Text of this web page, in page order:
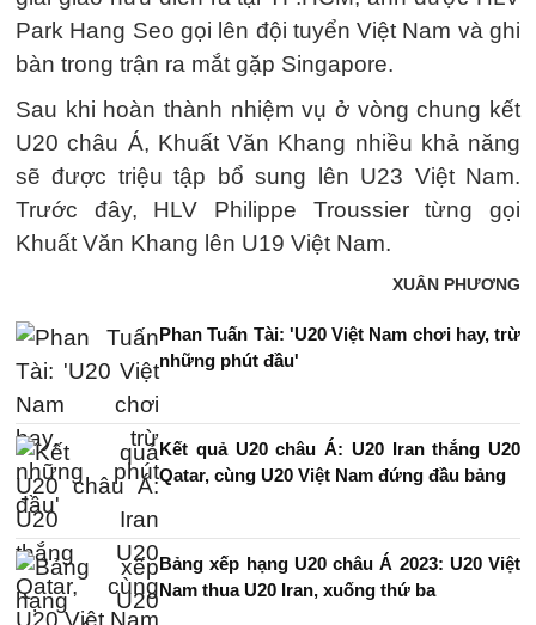
Park Hang Seo gọi lên đội tuyển Việt Nam và ghi
bàn trong trận ra mắt gặp Singapore.
Sau khi hoàn thành nhiệm vụ ở vòng chung kết
U20 châu Á, Khuất Văn Khang nhiều khả năng
sẽ được triệu tập bổ sung lên U23 Việt Nam.
Trước đây, HLV Philippe Troussier từng gọi
Khuất Văn Khang lên U19 Việt Nam.
XUÂN PHƯƠNG
Phan Tuấn Tài: 'U20 Việt Nam chơi hay, trừ
những phút đầu'
Kết quả U20 châu Á: U20 Iran thắng U20
Qatar, cùng U20 Việt Nam đứng đầu bảng
Bảng xếp hạng U20 châu Á 2023: U20 Việt
Nam thua U20 Iran, xuống thứ ba